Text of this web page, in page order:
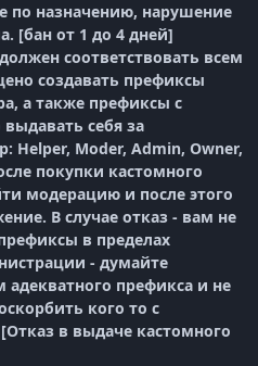
по назначению, нарушение
[бан от 1 до 4 дней]
соответствовать всем
создавать префиксы
а также префиксы с
себя за
Moder, Admin, Owner,
покупки кастомного
модерацию и после этого
В случае отказ - вам не
в пределах
- думайте
адекватного префикса и не
кого то с
в выдаче кастомного